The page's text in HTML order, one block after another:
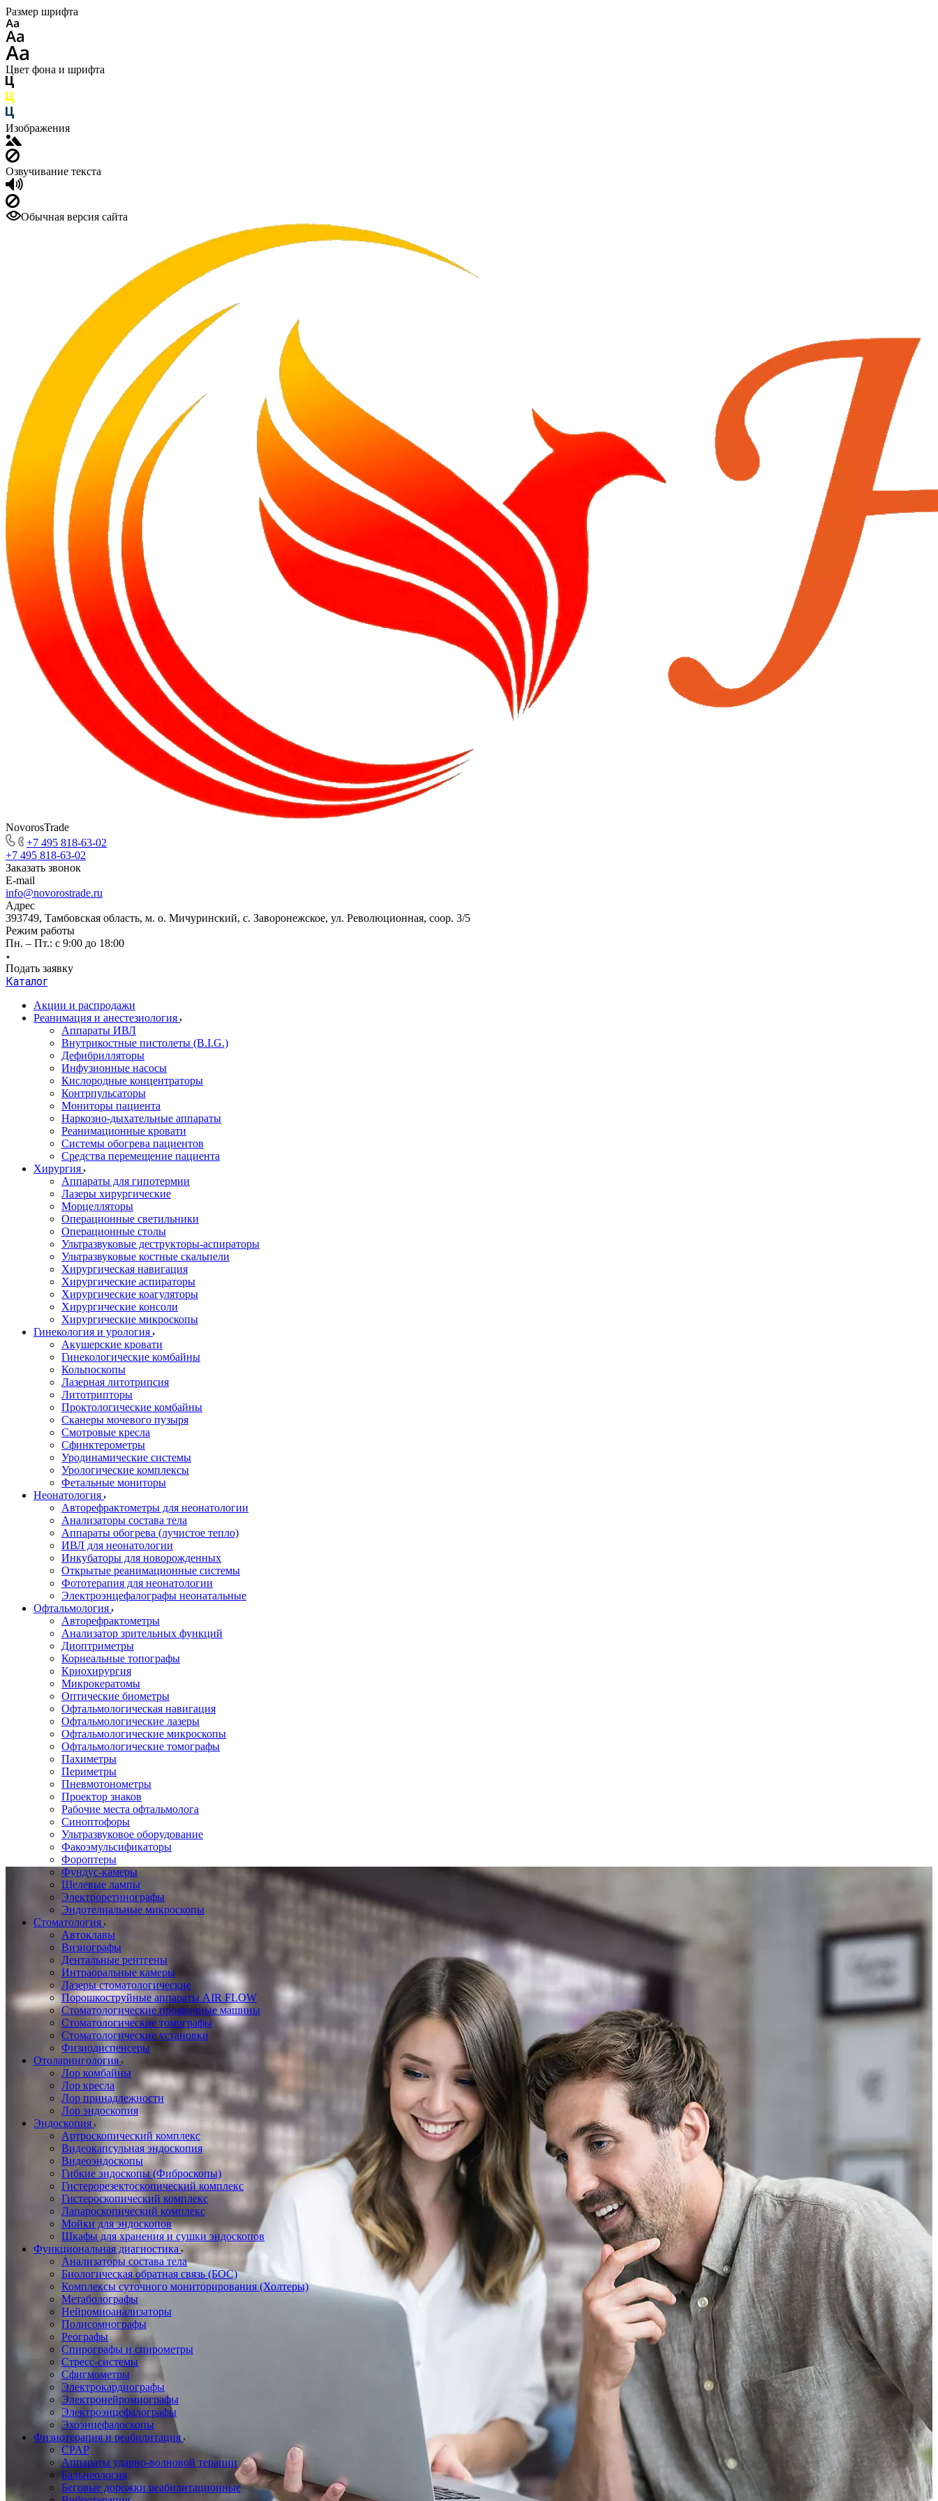
Размер шрифта
Цвет фона и шрифта
Изображения
Озвучивание текста
Обычная версия сайта
NovorosTrade
+7 495 818-63-02
+7 495 818-63-02
Заказать звонок
E-mail
info@novorostrade.ru
Адрес
393749, Тамбовская область, м. о. Мичуринский, с. Заворонежское, ул. Революционная, соор. 3/5
Режим работы
Пн. – Пт.: с 9:00 до 18:00
Подать заявку
Каталог
Акции и распродажи
Реанимация и анестезиология
Аппараты ИВЛ
Внутрикостные пистолеты (B.I.G.)
Дефибрилляторы
Инфузионные насосы
Кислородные концентраторы
Контрпульсаторы
Мониторы пациента
Наркозно-дыхательные аппараты
Реанимационные кровати
Системы обогрева пациентов
Средства перемещение пациента
Хирургия
Аппараты для гипотермии
Лазеры хирургические
Морцелляторы
Операционные светильники
Операционные столы
Ультразвуковые деструкторы-аспираторы
Ультразвуковые костные скальпели
Хирургическая навигация
Хирургические аспираторы
Хирургические коагуляторы
Хирургические консоли
Хирургические микроскопы
Гинекология и урология
Акушерские кровати
Гинекологические комбайны
Кольпоскопы
Лазерная литотрипсия
Литотрипторы
Проктологические комбайны
Сканеры мочевого пузыря
Смотровые кресла
Сфинктерометры
Уродинамические системы
Урологические комплексы
Фетальные мониторы
Неонатология
Авторефрактометры для неонатологии
Анализаторы состава тела
Аппараты обогрева (лучистое тепло)
ИВЛ для неонатологии
Инкубаторы для новорожденных
Открытые реанимационные системы
Фототерапия для неонатологии
Электроэнцефалографы неонатальные
Офтальмология
Авторефрактометры
Анализатор зрительных функций
Диоптриметры
Корнеальные топографы
Криохирургия
Микрокератомы
Оптические биометры
Офтальмологическая навигация
Офтальмологические лазеры
Офтальмологические микроскопы
Офтальмологические томографы
Пахиметры
Периметры
Пневмотонометры
Проектор знаков
Рабочие места офтальмолога
Синоптофоры
Ультразвуковое оборудование
Факоэмульсификаторы
Фороптеры
Фундус-камеры
Щелевые лампы
Электроретинографы
Эндотелиальные микроскопы
Стоматология
Автоклавы
Визиографы
Дентальные рентгены
Интраоральные камеры
Лазеры стоматологические
Порошкоструйные аппараты AIR FLOW
Стоматологические проявочные машины
Стоматологические томографы
Стоматологические установки
Физиодиспенсеры
Отоларингология
Лор комбайны
Лор кресла
Лор принадлежности
Лор эндоскопия
Эндоскопия
Артроскопический комплекс
Видеокапсульная эндоскопия
Видеоэндоскопы
Гибкие эндоскопы (Фиброcкопы)
Гистерорезектоскопический комплекс
Гистероскопический комплекс
Лапароскопический комплекс
Мойки для эндоскопов
Шкафы для хранения и сушки эндоскопов
Функциональная диагностика
Анализаторы состава тела
Биологическая обратная связь (БОС)
Комплексы суточного мониторирования (Холтеры)
Метаболографы
Нейромиоанализаторы
Полисомнографы
Реографы
Спирографы и спирометры
Стресс-системы
Сфигмометры
Электрокардиографы
Электронейромиографы
Электроэнцефалографы
Эхоэнцефалоскопы
Физиотерапия и реабилитация
CPAP
Аппараты ударно-волновой терапии
Бальнеология
Беговые дорожки реабилитационные